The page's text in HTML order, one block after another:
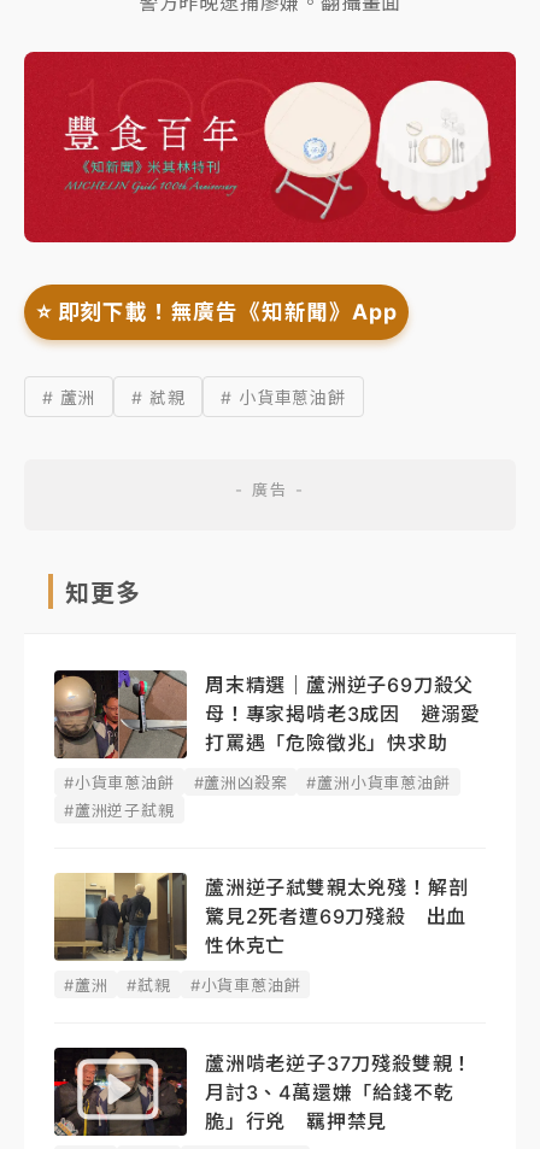
⭐️ 即刻下載！無廣告《知新聞》App
# 蘆洲 # 弒親 # 小貨車蔥油餅
知更多
周末精選｜蘆洲逆子69刀殺父
母！專家揭啃老3成因 避溺愛
打罵遇「危險徵兆」快求助
#小貨車蔥油餅 #蘆洲凶殺案
#蘆洲小貨車蔥油餅
#蘆洲逆子弒親
蘆洲逆子弒雙親太兇殘！解剖
驚見2死者遭69刀殘殺 出血
性休克亡
#蘆洲 #弒親 #小貨車蔥油餅
蘆洲啃老逆子37刀殘殺雙親！
月討3、4萬還嫌「給錢不乾
脆」行兇 羈押禁見